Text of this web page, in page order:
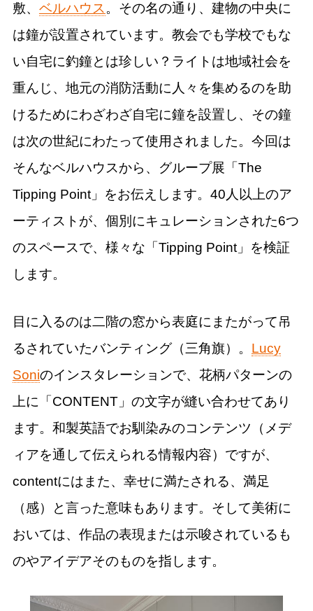
敷、 ベルハウス 。その名の通り、建物の中央に
は鐘が設置されています。教会でも学校でもな
い自宅に釣鐘とは珍しい？ライトは地域社会を
重んじ、地元の消防活動に人々を集めるのを助
けるためにわざわざ自宅に鐘を設置し、その鐘
は次の世紀にわたって使用されました。今回は
そんなベルハウスから、グループ展「The
Tipping Point」をお伝えします。40人以上のア
ーティストが、個別にキュレーションされた6つ
のスペースで、様々な「Tipping Point」を検証
します。
目に入るのは二階の窓から表庭にまたがって吊
るされていたバンティング（三角旗）。 Lucy
Soniのインスタレーションで、花柄パターンの
上に「CONTENT」の文字が縫い合わせてあり
ます。和製英語でお馴染みのコンテンツ（メデ
ィアを通して伝えられる情報内容）ですが、
contentにはまた、幸せに満たされる、満足
（感）と言った意味もあります。そして美術に
おいては、作品の表現または示唆されているも
のやアイデアそのものを指します。